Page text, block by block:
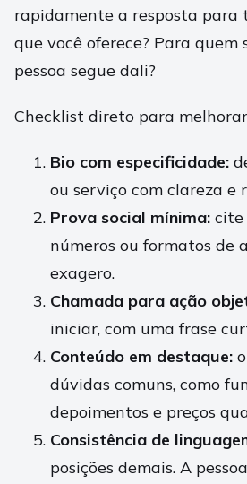
rapidamente a resposta para
que você oferece? Para quem
pessoa segue dali?
Checklist direto para
Bio com especificidade:
ou serviço com clareza e
Prova social mínima: cite
números ou formatos de
exagero.
Chamada para ação
iniciar, com uma frase
Conteúdo em destaque:
dúvidas comuns, como
depoimentos e preços
Consistência de
posições demais. A